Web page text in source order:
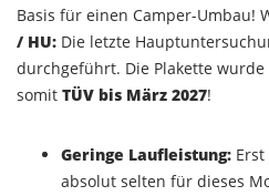
Basis für einen Camper-Umbau!
/ HU: Die letzte
durchgeführt. Die Plakette
somit TÜV bis März 2027!
Geringe Laufleistung:
absolut selten für dieses